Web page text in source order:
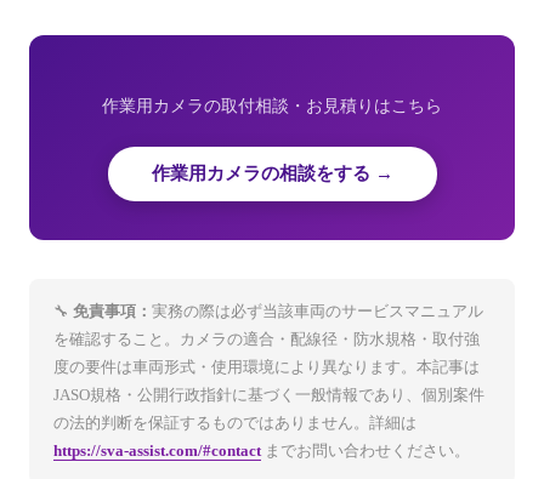
作業用カメラの取付相談・お見積りはこちら
作業用カメラの相談をする →
🔧 免責事項： 実務の際は必ず当該車両のサービスマニュアル
を確認すること。カメラの適合・配線径・防水規格・取付強
度の要件は車両形式・使用環境により異なります。本記事は
JASO規格・公開行政指針に基づく一般情報であり、個別案件
の法的判断を保証するものではありません。詳細は
https://sva-assist.com/#contact までお問い合わせください。